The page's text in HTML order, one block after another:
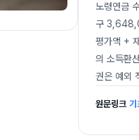
노령연금
구
평가액 +
의 소득환
권은 예외
원문링크 기